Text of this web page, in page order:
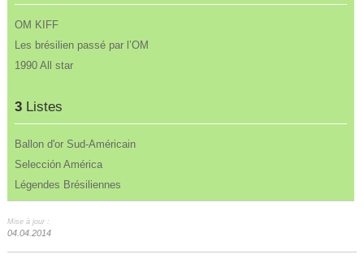
OM KIFF
Les brésilien passé par l’OM
1990 All star
3 Listes
Ballon d'or Sud-Américain
Selección América
Légendes Brésiliennes
Mise à jour :
04.04.2014